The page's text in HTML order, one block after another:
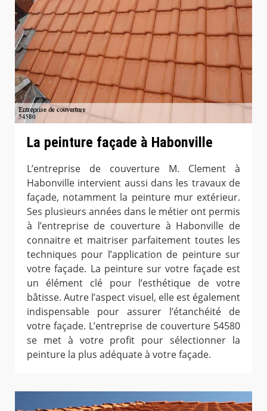
La peinture façade à Habonville
L’entreprise de couverture M. Clement à
Habonville intervient aussi dans les travaux de
façade, notamment la peinture mur extérieur.
Ses plusieurs années dans le métier ont permis
à l’entreprise de couverture à Habonville de
connaitre et maitriser parfaitement toutes les
techniques pour l’application de peinture sur
votre façade. La peinture sur votre façade est
un élément clé pour l’esthétique de votre
bâtisse. Autre l’aspect visuel, elle est également
indispensable pour assurer l’étanchéité de
votre façade. L’entreprise de couverture 54580
se met à votre profit pour sélectionner la
peinture la plus adéquate à votre façade.